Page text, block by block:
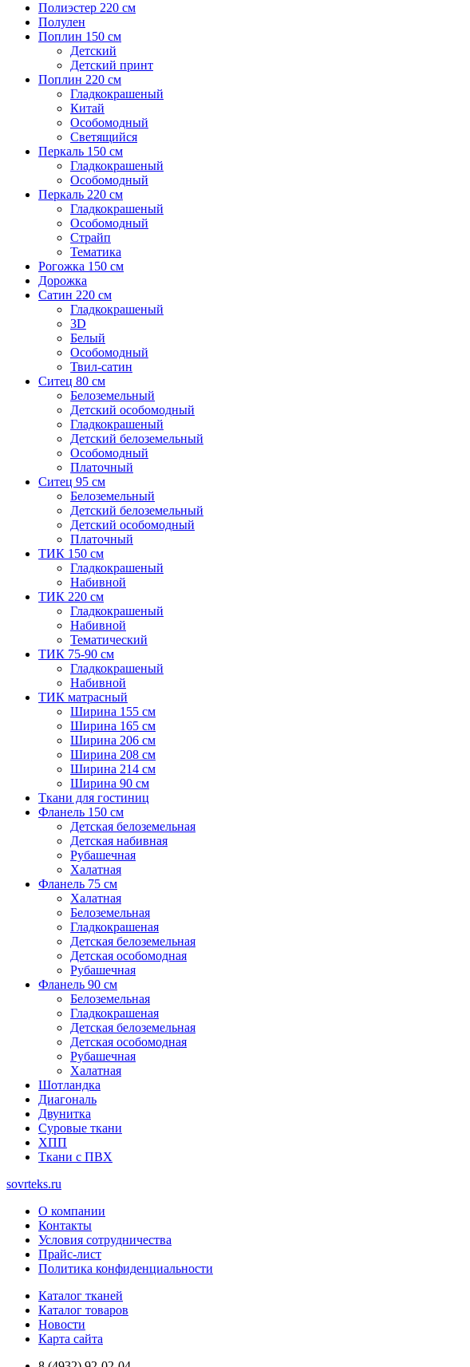
Полиэстер 220 см
Полулен
Поплин 150 см
Детский
Детский принт
Поплин 220 см
Гладкокрашеный
Китай
Особомодный
Светящийся
Перкаль 150 см
Гладкокрашеный
Особомодный
Перкаль 220 см
Гладкокрашеный
Особомодный
Страйп
Тематика
Рогожка 150 см
Дорожка
Сатин 220 см
Гладкокрашеный
3D
Белый
Особомодный
Твил-сатин
Ситец 80 см
Белоземельный
Детский особомодный
Гладкокрашеный
Детский белоземельный
Особомодный
Платочный
Ситец 95 см
Белоземельный
Детский белоземельный
Детский особомодный
Платочный
ТИК 150 см
Гладкокрашеный
Набивной
ТИК 220 см
Гладкокрашеный
Набивной
Тематический
ТИК 75-90 см
Гладкокрашеный
Набивной
ТИК матрасный
Ширина 155 см
Ширина 165 см
Ширина 206 см
Ширина 208 см
Ширина 214 см
Ширина 90 см
Ткани для гостиниц
Фланель 150 см
Детская белоземельная
Детская набивная
Рубашечная
Халатная
Фланель 75 см
Халатная
Белоземельная
Гладкокрашеная
Детская белоземельная
Детская особомодная
Рубашечная
Фланель 90 см
Белоземельная
Гладкокрашеная
Детская белоземельная
Детская особомодная
Рубашечная
Халатная
Шотландка
Диагональ
Двунитка
Суровые ткани
ХПП
Ткани с ПВХ
sovrteks.ru
О компании
Контакты
Условия сотрудничества
Прайс-лист
Политика конфиденциальности
Каталог тканей
Каталог товаров
Новости
Карта сайта